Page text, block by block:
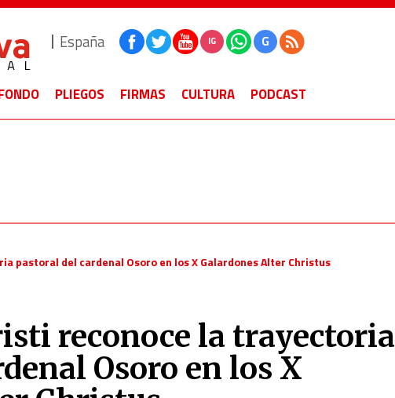
España IG G
PLIEGOS FIRMAS CULTURA PODCAST
pastoral del cardenal Osoro en los X Galardones Alter Christus
reconoce la trayectoria
Osoro en los X